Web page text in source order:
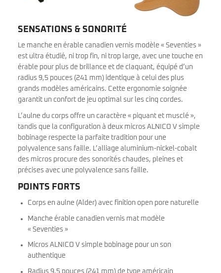
SENSATIONS & SONORITÉ
Le manche en érable canadien vernis modèle « Seventies »
est ultra étudié, ni trop fin, ni trop large, avec une touche en
érable pour plus de brillance et de claquant, équipé d’un
radius 9,5 pouces (241 mm) identique à celui des plus
grands modèles américains. Cette ergonomie soignée
garantit un confort de jeu optimal sur les cinq cordes.
L’aulne du corps offre un caractère « piquant et musclé »,
tandis que la configuration à deux micros ALNICO V simple
bobinage respecte la parfaite tradition pour une
polyvalence sans faille. L’alliage aluminium-nickel-cobalt
des micros procure des sonorités chaudes, pleines et
précises avec une polyvalence sans faille.
POINTS FORTS
Corps en aulne (Alder) avec finition open pore naturelle
Manche érable canadien vernis mat modèle
« Seventies »
Micros ALNICO V simple bobinage pour un son
authentique
Radius 9,5 pouces (241 mm) de type américain